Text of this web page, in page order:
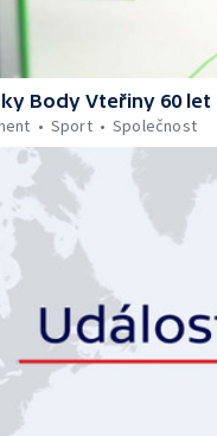
Body Vteřiny 60 let
Sport Společnost